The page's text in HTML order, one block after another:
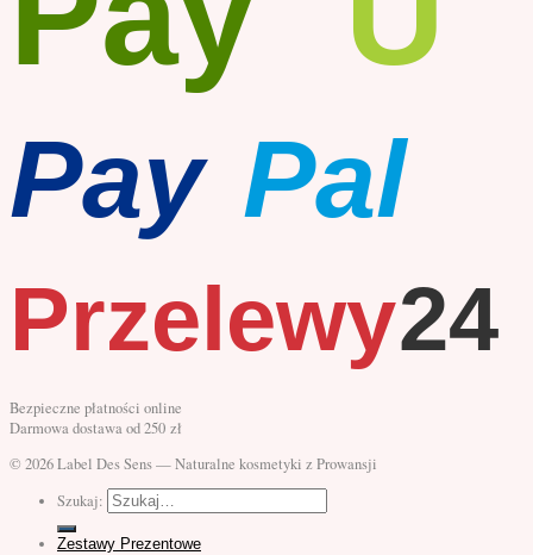
Pay Pal
Przelewy24
Bezpieczne płatności online
Darmowa dostawa od 250 zł
© 2026 Label Des Sens — Naturalne kosmetyki z Prowansji
Szukaj:
Zestawy Prezentowe